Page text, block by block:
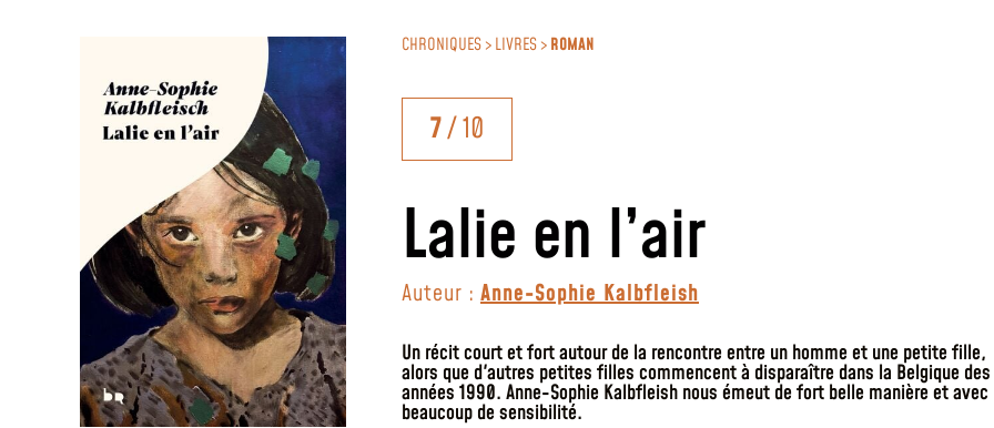
CHRONIQUES > LIVRES >ROMAN
7/ 10
Lalie en l’air
Auteur : Anne-Sophie Kalbfleish
Un récit court et fort autour de la rencontre entre un homme et une petite fille,
alors que d'autres petites filles commencent à disparaître dans la Belgique des
années 1990. Anne-Sophie Kalbfleish nous émeut de fort belle manière et avec
beaucoup de sensibilité.